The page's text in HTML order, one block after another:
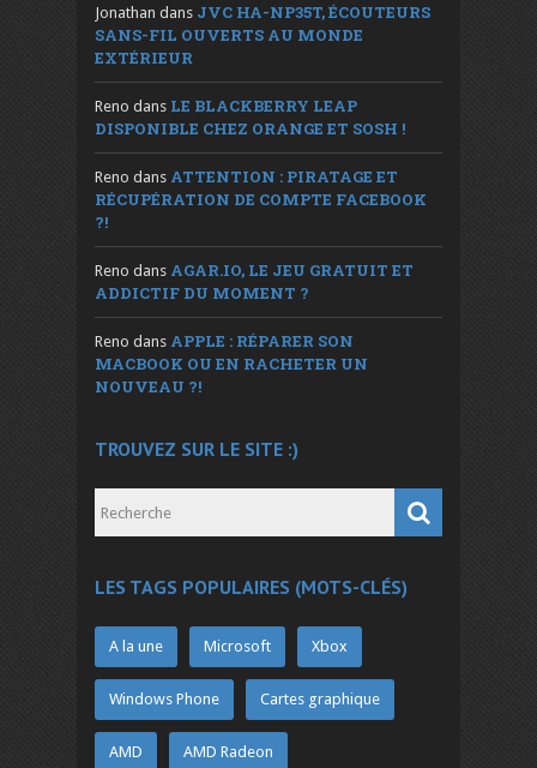
Jonathan dans JVC HA-NP35T, ÉCOUTEURS
SANS-FIL OUVERTS AU MONDE
EXTÉRIEUR
Reno dans LE BLACKBERRY LEAP
DISPONIBLE CHEZ ORANGE ET SOSH !
Reno dans ATTENTION : PIRATAGE ET
RÉCUPÉRATION DE COMPTE FACEBOOK
?!
Reno dans AGAR.IO, LE JEU GRATUIT ET
ADDICTIF DU MOMENT ?
Reno dans APPLE : RÉPARER SON
MACBOOK OU EN RACHETER UN
NOUVEAU ?!
TROUVEZ SUR LE SITE :)
LES TAGS POPULAIRES (MOTS-CLÉS)
A la une Microsoft Xbox
Windows Phone Cartes graphique
AMD AMD Radeon